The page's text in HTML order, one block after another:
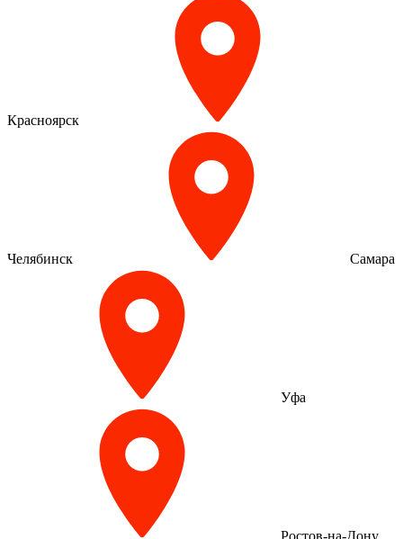
Красноярск
Челябинск Самара
Уфа
Ростов-на-Дону